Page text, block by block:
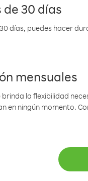
30 días
días, puedes hacer
mensuales
brinda la flexibilidad
en ningún momento.